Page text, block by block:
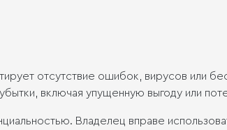
отсутствие ошибок, вирусов или
включая упущенную выгоду или
Владелец вправе